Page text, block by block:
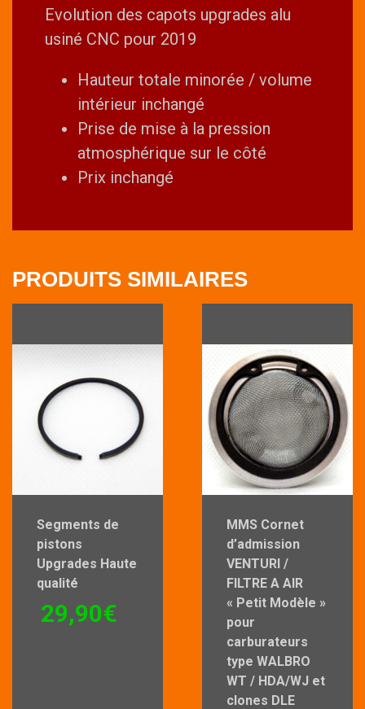
Evolution des capots upgrades alu
usiné CNC pour 2019
Hauteur totale minorée / volume
intérieur inchangé
Prise de mise à la pression
atmosphérique sur le côté
Prix inchangé
PRODUITS SIMILAIRES
Segments de
pistons
Upgrades Haute
qualité
29,90€
MMS Cornet
d’admission
VENTURI /
FILTRE A AIR
« Petit Modèle »
pour
carburateurs
type WALBRO
WT / HDA/WJ et
clones DLE